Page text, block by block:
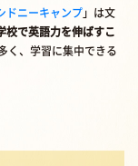
ドニーキャンプ 」は文
校で英語力を伸ばすこ
く、学習に集中できる